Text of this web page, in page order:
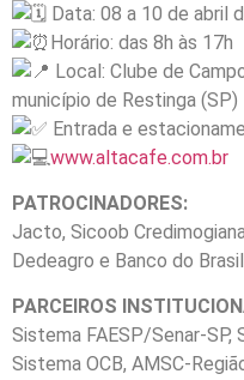
Data: 08 a 10 de abril
Horário: das 8h às 17h
Local: Clube de
município de Restinga (SP)
Entrada e
www.altacafe.com.br
PATROCINADORES:
Jacto, Sicoob
Dedeagro e Banco do Brasil
PARCEIROS
Sistema FAESP/Senar-SP,
Sistema OCB, AMSC-